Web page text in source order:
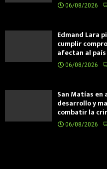
06/08/2026
Edmand Lara
cumplir
afectan al país
06/08/2026
San Matías
desarrollo y
combatir la
06/08/2026